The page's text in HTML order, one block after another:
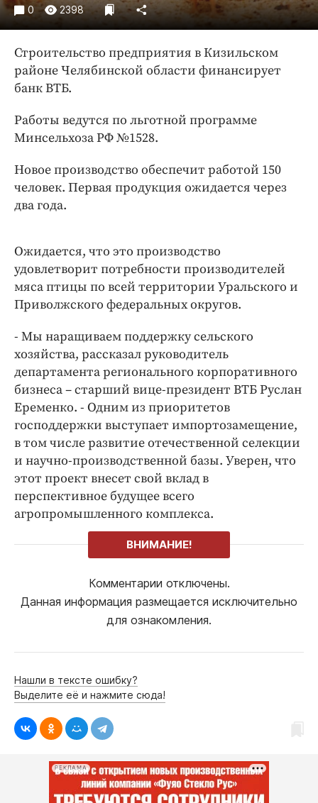
Происшествия
Спорт
Экономика и бизнес
ПРОЕКТЫ
Издания
Интересное чтиво
Клиника года
Бренд года
0 2398
Строительство предприятия в Кизильском
районе Челябинской области финансирует
банк ВТБ.
Работы ведутся по льготной программе
Минсельхоза РФ №1528.
Новое производство обеспечит работой 150
человек. Первая продукция ожидается через
два года.
Ожидается, что это производство
удовлетворит потребности производителей
мяса птицы по всей территории Уральского и
Приволжского федеральных округов.
- Мы наращиваем поддержку сельского
хозяйства, рассказал руководитель
департамента регионального корпоративного
бизнеса – старший вице-президент ВТБ Руслан
Еременко. - Одним из приоритетов
господдержки выступает импортозамещение,
в том числе развитие отечественной селекции
и научно-производственной базы. Уверен, что
этот проект внесет свой вклад в
перспективное будущее всего
агропромышленного комплекса.
ВНИМАНИЕ!
Комментарии отключены.
Данная информация размещается исключительно
для ознакомления.
Нашли в тексте ошибку?
Выделите её и нажмите сюда!
РЕКЛАМА